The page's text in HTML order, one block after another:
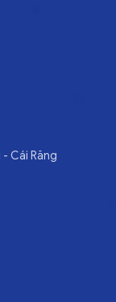
- Cái Răng